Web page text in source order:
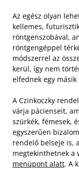
Az egész olyan
kellemes,
röntgenszobával,
röntgengéppel
módszerrel az
kerül, így nem
elfednek egy
A Czinkoczky
várja pácienseit,
szürkék, fémesek,
egyszerűen
rendelő belseje is,
megtekinthetnek a
menüpont alatt. A